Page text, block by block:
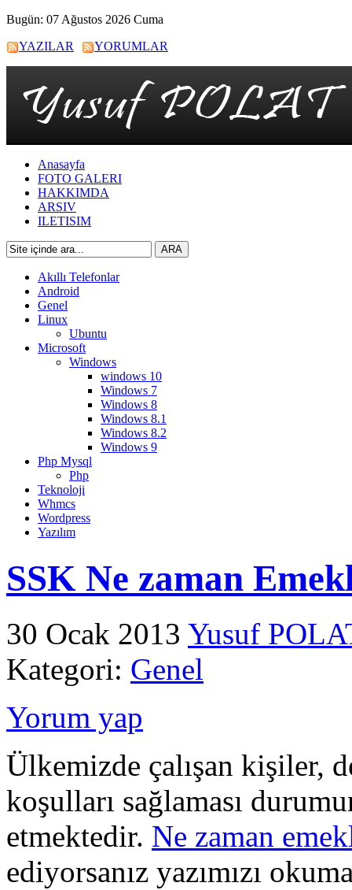
Bugün: 07 Ağustos 2026 Cuma
YAZILAR
YORUMLAR
Anasayfa
FOTO GALERI
HAKKIMDA
ARSIV
ILETISIM
Akıllı Telefonlar
Android
Genel
Linux
Ubuntu
Microsoft
Windows
windows 10
Windows 7
Windows 8
Windows 8.1
Windows 8.2
Windows 9
Php Mysql
Php
Teknoloji
Whmcs
Wordpress
Yazılım
SSK Ne zaman
30 Ocak 2013 Yusuf
Kategori: Genel
Yorum yap
Ülkemizde çalışan kişiler,
koşulları sağlaması
etmektedir. Ne zaman
ediyorsanız yazımızı